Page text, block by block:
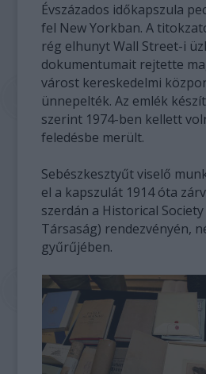
Évszázados időkapszula
fel New Yorkban. A
rég elhunyt Wall Street-i
dokumentumait rejtette
várost kereskedelmi
ünnepelték. Az emlék
szerint 1974-ben kellett
feledésbe merült.
Sebészkesztyűt viselő
el a kapszulát 1914 óta
szerdán a Historical
Társaság) rendezvényén,
gyűrűjében.